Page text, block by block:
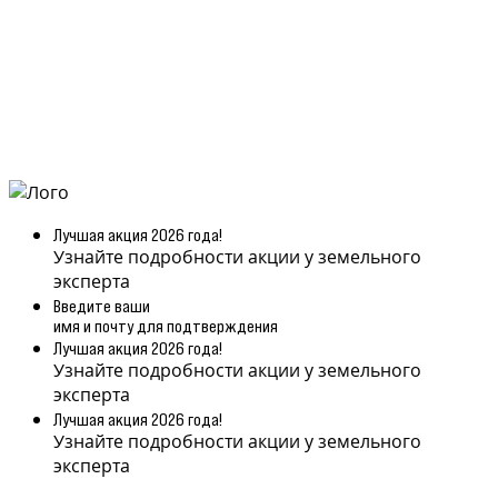
Лучшая акция 2026 года!
Узнайте подробности акции у земельного
эксперта
Введите ваши
имя и почту для подтверждения
Лучшая акция 2026 года!
Узнайте подробности акции у земельного
эксперта
Лучшая акция 2026 года!
Узнайте подробности акции у земельного
эксперта